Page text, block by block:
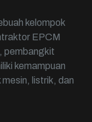
kelompok
EPCM
pembangkit
kemampuan
listrik, dan